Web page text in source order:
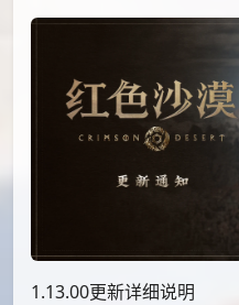
1.13.00更新详细说明